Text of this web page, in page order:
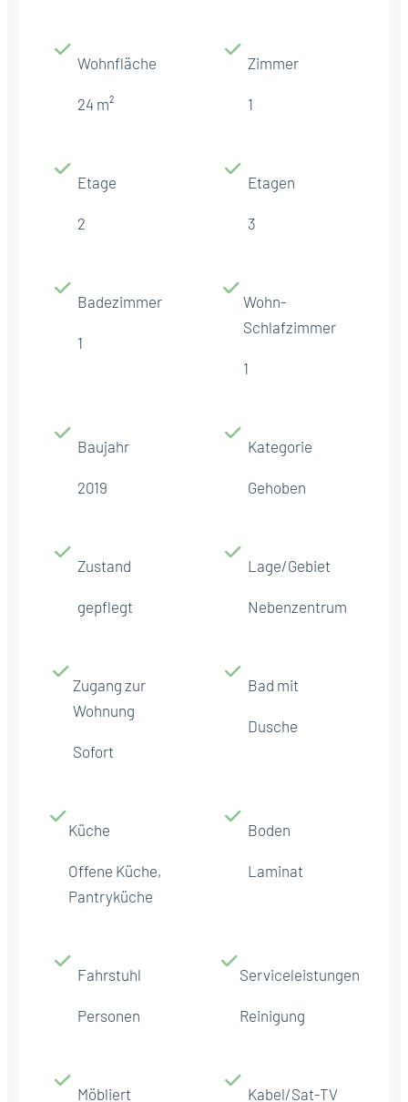
Wohnfläche
24 m²
Zimmer
1
Etage
2
Etagen
3
Badezimmer
1
Wohn-
Schlafzimmer
1
Baujahr
2019
Kategorie
Gehoben
Zustand
gepflegt
Lage/Gebiet
Nebenzentrum
Zugang zur
Wohnung
Sofort
Bad mit
Dusche
Küche
Offene Küche,
Pantryküche
Boden
Laminat
Fahrstuhl
Personen
Serviceleistungen
Reinigung
Möbliert Kabel/Sat-TV